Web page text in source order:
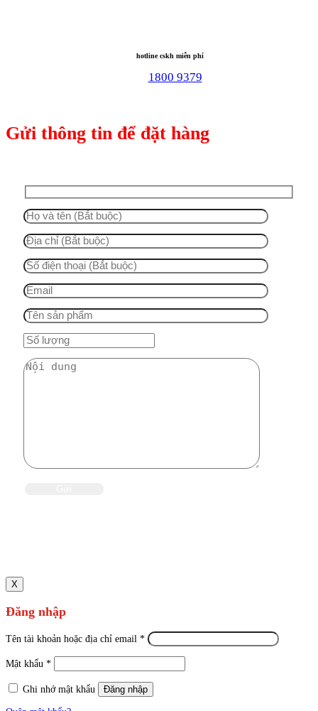
hotline cskh miễn phí
1800 9379
Gửi thông tin để đặt hàng
X
Đăng nhập
Tên tài khoản hoặc địa chỉ email *
Mật khẩu *
Ghi nhớ mật khẩu Đăng nhập